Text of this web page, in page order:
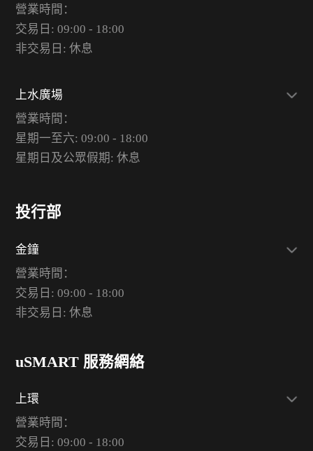
營業時間：
交易日: 09:00 - 18:00
非交易日: 休息
上水廣場
營業時間：
星期一至六: 09:00 - 18:00
星期日及公眾假期: 休息
投行部
金鐘
營業時間：
交易日: 09:00 - 18:00
非交易日: 休息
uSMART 服務網絡
上環
營業時間：
交易日: 09:00 - 18:00